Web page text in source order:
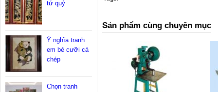
Sản phẩm cùng chuyên mục
tứ quý
Ý nghĩa tranh
em bé cưỡi cá
chép
Chọn tranh